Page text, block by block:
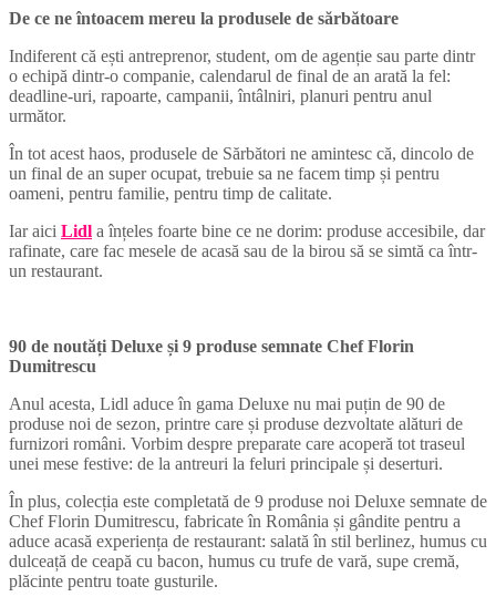
De ce ne întoacem mereu la produsele de sărbătoare
Indiferent că ești antreprenor, student, om de agenție sau parte dintr
o echipă dintr-o companie, calendarul de final de an arată la fel:
deadline-uri, rapoarte, campanii, întâlniri, planuri pentru anul
următor.
În tot acest haos, produsele de Sărbători ne amintesc că, dincolo de
un final de an super ocupat, trebuie sa ne facem timp și pentru
oameni, pentru familie, pentru timp de calitate.
Iar aici Lidl a înțeles foarte bine ce ne dorim: produse accesibile, dar
rafinate, care fac mesele de acasă sau de la birou să se simtă ca într-
un restaurant.
90 de noutăți Deluxe și 9 produse semnate Chef Florin
Dumitrescu
Anul acesta, Lidl aduce în gama Deluxe nu mai puțin de 90 de
produse noi de sezon, printre care și produse dezvoltate alături de
furnizori români. Vorbim despre preparate care acoperă tot traseul
unei mese festive: de la antreuri la feluri principale și deserturi.
În plus, colecția este completată de 9 produse noi Deluxe semnate de
Chef Florin Dumitrescu, fabricate în România și gândite pentru a
aduce acasă experiența de restaurant: salată în stil berlinez, humus cu
dulceață de ceapă cu bacon, humus cu trufe de vară, supe cremă,
plăcinte pentru toate gusturile.